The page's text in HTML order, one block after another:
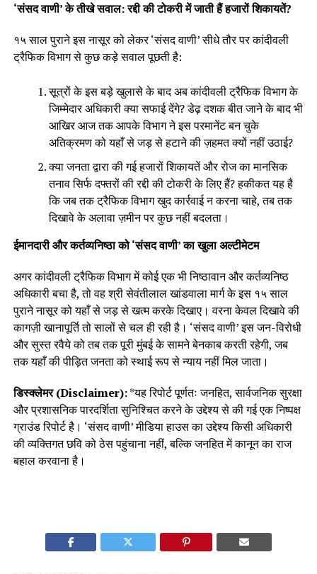
‘संसद वाणी’ के तीखे सवाल: रद्दी की टोकरी में जाती हैं हजारों शिकायतें?
१५ साल पुराने इस नासूर को लेकर ‘संसद वाणी’ सीधे तौर पर कांदीवली
ट्रैफिक विभाग से कुछ कड़े सवाल पूछती है:
सूत्रों के इस बड़े खुलासे के बाद अब कांदीवली ट्रैफिक विभाग के
जिम्मेदार अधिकारी क्या सफाई देंगे? डेढ़ दशक बीत जाने के बाद भी
आखिर आज तक आपके विभाग ने इस परमानेंट बन चुके
अतिक्रमण को यहाँ से जड़ से हटाने की ज़हमत क्यों नहीं उठाई?
क्या जनता द्वारा की गई हजारों शिकायतें और रोज का मानसिक
तनाव सिर्फ दफ्तरों की रद्दी की टोकरी के लिए हैं? हकीकत यह है
कि जब तक ट्रैफिक विभाग खुद कार्रवाई न करना चाहे, तब तक
दिखावे के अलावा ज़मीन पर कुछ नहीं बदलता।
ईमानदारी और कर्तव्यनिष्ठा को ‘संसद वाणी’ का खुला अल्टीमेटम
अगर कांदीवली ट्रैफिक विभाग में कोई एक भी निष्ठावान और कर्तव्यनिष्ठ
अधिकारी बचा है, तो वह श्री सेवंतीलाल खांडवाला मार्ग के इस १५ साल
पुराने नासूर को यहाँ से जड़ से खत्म करके दिखाए। वरना केवल दिखावे की
कागज़ी खानापूर्ति तो सालों से चल ही रही है। ‘संसद वाणी’ इस जन-विरोधी
और सुस्त रवैये को तब तक पूरी मुंबई के सामने बेनकाब करती रहेगी, जब
तक यहाँ की पीड़ित जनता को स्थाई रूप से न्याय नहीं मिल जाता।
डिस्क्लेमर (Disclaimer):*यह रिपोर्ट पूर्णतः जनहित, सार्वजनिक सुरक्षा
और प्रशासनिक पारदर्शिता सुनिश्चित करने के उद्देश्य से की गई एक निष्पक्ष
ग्राउंड रिपोर्ट है। ‘संसद वाणी’ मीडिया हाउस का उद्देश्य किसी अधिकारी
की व्यक्तिगत छवि को ठेस पहुंचाना नहीं, बल्कि जनहित में कानून का राज
बहाल करवाना है।